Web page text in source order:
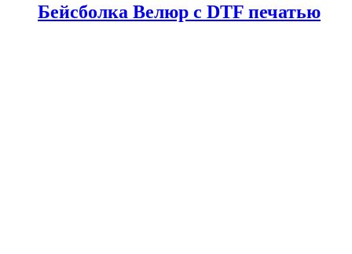
Бейсболка Велюр с DTF печатью